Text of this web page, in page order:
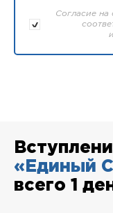
Согласие на
«Единый
всего 1